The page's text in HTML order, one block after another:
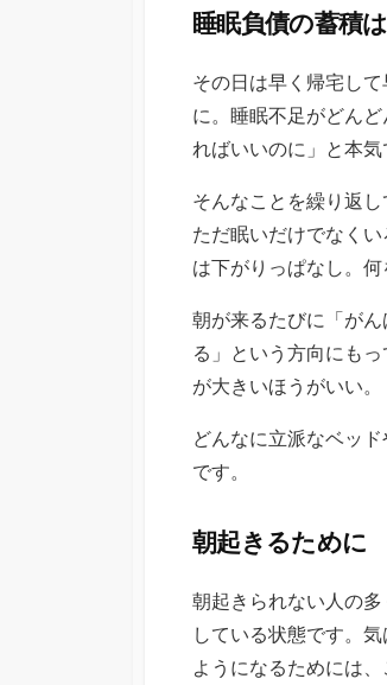
睡眠負債の蓄積
その日は早く帰宅し
に。睡眠不足がどん
ればいいのに」と本気
そんなことを繰り返
ただ眠いだけでなく
は下がりっぱなし。何
朝が来るたびに「が
る」という方向にも
が大きいほうがいい。
どんなに立派なベッ
です。
朝起きるために
朝起きられない人の
している状態です。
ようになるためには